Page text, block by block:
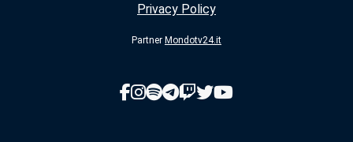
Privacy Policy
Partner Mondotv24.it